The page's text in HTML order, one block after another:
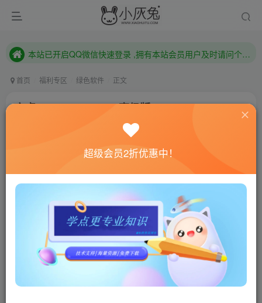
本站已开启QQ微信快速登录 ,拥有本站会员用户及时请问个人中心绑定！
首页 福利专区 绿色软件 正文
安卓AdGuard v3.6.48高级版
联网教程： 内附教程
单机教程： 内附教程
不懂的话联系客服！！！
AdGuard，最受欢迎的广告拦截程序，堪称去广告大杀
器。Adguard安卓版无需ROOT权限，可拦截所有应用和浏览
器的广告。具有广告内容拦截跟踪器（包括：广告拦截过滤
超级会员2折优惠中！